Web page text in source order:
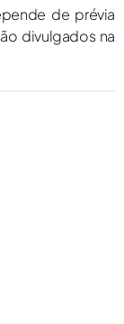
de prévia
divulgados na